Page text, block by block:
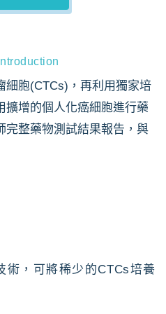
Introduction
細胞(CTCs)，再利用獨家培
擴增的個人化癌細胞進行藥
完整藥物測試結果報告，與
術，可將稀少的CTCs培養